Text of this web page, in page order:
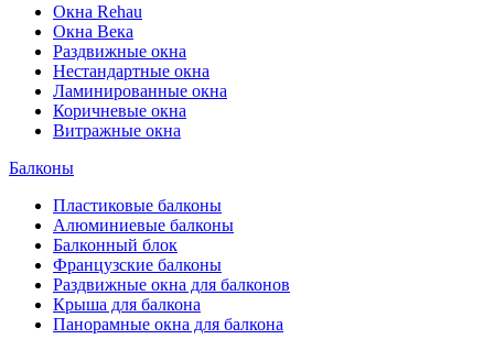
Окна Rehau
Окна Века
Раздвижные окна
Нестандартные окна
Ламинированные окна
Коричневые окна
Витражные окна
Балконы
Пластиковые балконы
Алюминиевые балконы
Балконный блок
Французские балконы
Раздвижные окна для балконов
Крыша для балкона
Панорамные окна для балкона